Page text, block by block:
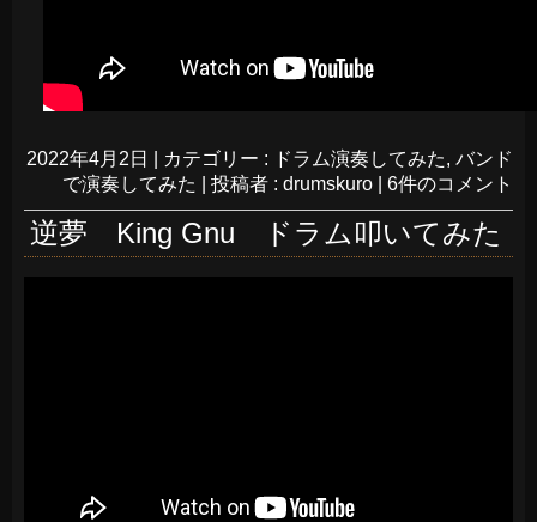
2022年4月2日 カテゴリー : ドラム演奏してみた, バンド
で演奏してみた
投稿者 : drumskuro 6件のコメント
逆夢 King Gnu ドラム叩いてみた